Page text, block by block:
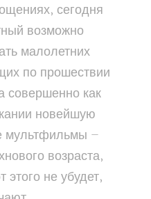
сегодня
возможно
малолетних
по прошествии
совершенно как
новейшую
мультфильмы —
возраста,
этого не убудет,